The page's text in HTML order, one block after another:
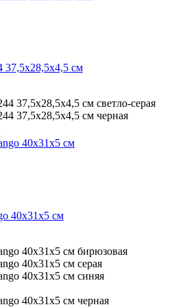
37,5х28,5х4,5 см
светло-серая
черная
40x31x5 см
бирюзовая
серая
синяя
черная